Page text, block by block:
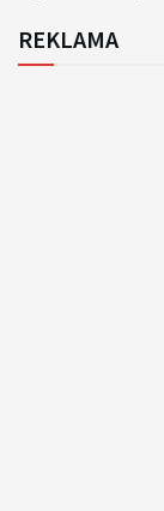
REKLAMA